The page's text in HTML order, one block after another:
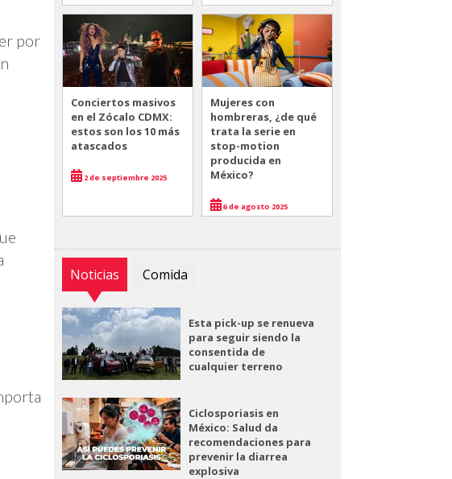
por
Conciertos masivos
en el Zócalo CDMX:
estos son los 10 más
atascados
2 de septiembre 2025
Mujeres con
hombreras, ¿de qué
trata la serie en
stop-motion
producida en
México?
6 de agosto 2025
Noticias Comida
Esta pick-up se renueva
para seguir siendo la
consentida de
cualquier terreno
Ciclosporiasis en
México: Salud da
recomendaciones para
prevenir la diarrea
explosiva